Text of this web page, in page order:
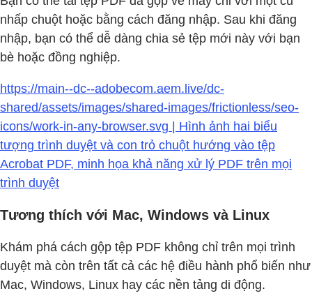
nhấp chuột hoặc bằng cách đăng nhập. Sau khi đăng
nhập, bạn có thể dễ dàng chia sẻ tệp mới này với bạn
bè hoặc đồng nghiệp.
https://main--dc--adobecom.aem.live/dc-
shared/assets/images/shared-images/frictionless/seo-
icons/work-in-any-browser.svg | Hình ảnh hai biểu
tượng trình duyệt và con trỏ chuột hướng vào tệp
Acrobat PDF, minh họa khả năng xử lý PDF trên mọi
trình duyệt
Tương thích với Mac, Windows và Linux
Khám phá cách gộp tệp PDF không chỉ trên mọi trình
duyệt mà còn trên tất cả các hệ điều hành phổ biến như
Mac, Windows, Linux hay các nền tảng di động.